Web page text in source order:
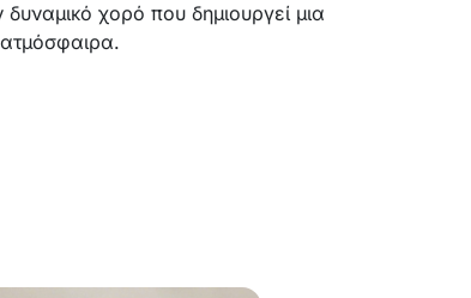
χορό που δημιουργεί μια
ατμόσφαιρα.